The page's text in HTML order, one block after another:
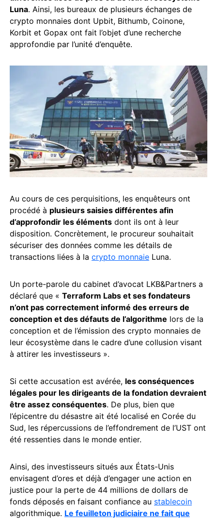
Luna. Ainsi, les bureaux de plusieurs échanges de
crypto monnaies dont Upbit, Bithumb, Coinone,
Korbit et Gopax ont fait l’objet d’une recherche
approfondie par l’unité d’enquête.
Au cours de ces perquisitions, les enquêteurs ont
procédé à plusieurs saisies différentes afin
d’approfondir les éléments dont ils ont à leur
disposition. Concrètement, le procureur souhaitait
sécuriser des données comme les détails de
transactions liées à la crypto monnaie Luna.
Un porte-parole du cabinet d’avocat LKB&Partners a
déclaré que « Terraform Labs et ses fondateurs
n’ont pas correctement informé des erreurs de
conception et des défauts de l’algorithme lors de la
conception et de l’émission des crypto monnaies de
leur écosystème dans le cadre d’une collusion visant
à attirer les investisseurs ».
Si cette accusation est avérée, les conséquences
légales pour les dirigeants de la fondation devraient
être assez conséquentes. De plus, bien que
l’épicentre du désastre ait été localisé en Corée du
Sud, les répercussions de l’effondrement de l’UST ont
été ressenties dans le monde entier.
Ainsi, des investisseurs situés aux États-Unis
envisagent d’ores et déjà d’engager une action en
justice pour la perte de 44 millions de dollars de
fonds déposés en faisant confiance au stablecoin
algorithmique. Le feuilleton judiciaire ne fait que